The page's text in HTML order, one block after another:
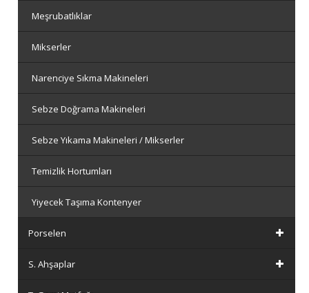
Meşrubatlıklar
Mikserler
Narenciye Sıkma Makineleri
Sebze Doğrama Makineleri
Sebze Yıkama Makineleri / Mikserler
Temizlik Hortumları
Yiyecek Taşıma Kontenyer
Porselen
S. Ahşaplar